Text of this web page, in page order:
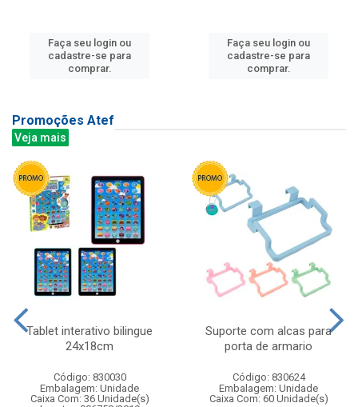
Faça seu login ou
cadastre-se para
comprar.
Faça seu login ou
cadastre-se para
comprar.
Promoções Atef
Veja mais
Tablet interativo bilingue
24x18cm
Código: 830030
Embalagem: Unidade
Caixa Com: 36 Unidade(s)
Suporte com alcas para
porta de armario
Código: 830624
Embalagem: Unidade
Caixa Com: 60 Unidade(s)